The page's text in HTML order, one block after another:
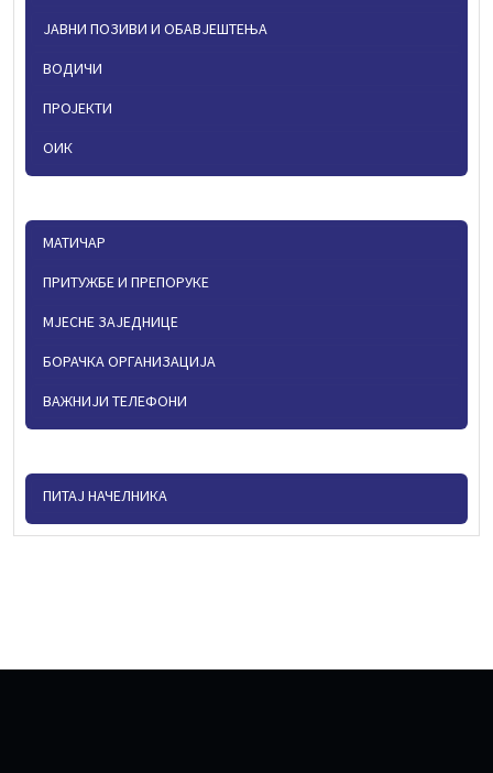
ЈАВНИ ПОЗИВИ И ОБАВЈЕШТЕЊА
ВОДИЧИ
ПРОЈЕКТИ
ОИК
МАТИЧАР
ПРИТУЖБЕ И ПРЕПОРУКЕ
МЈЕСНЕ ЗАЈЕДНИЦЕ
БОРАЧКА ОРГАНИЗАЦИЈА
ВАЖНИЈИ ТЕЛЕФОНИ
ПИТАЈ НАЧЕЛНИКА